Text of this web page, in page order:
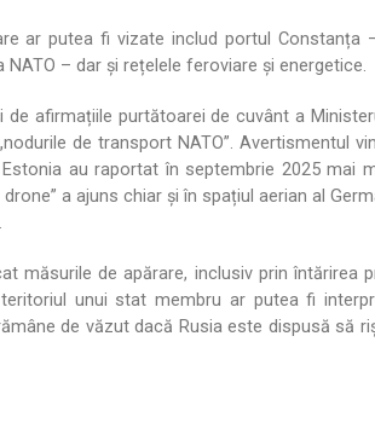
ar putea fi vizate includ portul Constanța
– dar și rețelele feroviare și energetice.
afirmațiile purtătoarei de cuvânt a
de transport NATO”. Avertismentul
au raportat în septembrie 2025 mai
a ajuns chiar și în spațiul aerian al
măsurile de apărare, inclusiv prin întărirea
unui stat membru ar putea fi
de văzut dacă Rusia este dispusă să